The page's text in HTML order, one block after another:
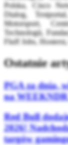
Polska, Cisco
Dialog,
Motorsport,
Technologii,
Fluff Jobs,
Ostatnie
PGA za dnia,
na WEEKNDR
Red Bull
2026!
targów